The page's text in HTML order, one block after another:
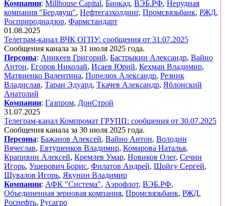
Компании: Millhouse Capital, Биокад, ВЭБ.РФ, Нерудная
компания "Бердяуш", Нефтегазхолдинг, Промсвязьбанк, РЖД,
Росприроднадзор, Фармстандарт
01.08.2025
Телеграм-канал ВЧК ОГПУ: сообщения от 31.07.2025
Сообщения канала за 31 июля 2025 года.
Персоны: Аникеев Григорий, Бастрыкин Александр, Вайно
Антон, Егоров Николай, Исаев Юрий, Кехман Владимир,
Матвиенко Валентина, Попелюх Александр, Резник
Владислав, Таран Эдуард, Ткачев Александр, Яблонский
Анатолий
Компании: Газпром, ДонСтрой
31.07.2025
Телеграм-канал Компромат ГРУПП: сообщения от 30.07.2025
Сообщения канала за 30 июля 2025 года.
Персоны: Бажанов Алексей, Вайно Антон, Володин
Вячеслав, Евтушенков Владимир, Комарова Наталья,
Крапивин Алексей, Кремлев Умар, Новиков Олег, Сечин
Игорь, Ушерович Борис, Филатов Андрей, Шойгу Сергей,
Шувалов Игорь, Якунин Владимир
Компании: АФК "Система", Аэрофлот, ВЭБ.РФ,
Объединенная зерновая компания, Промсвязьбанк, РЖД,
Роснефть, Русагро